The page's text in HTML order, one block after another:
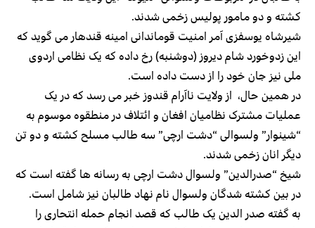
کشته و دو مامور پولیس زخمی شدند.
شیرشاه یوسفزی آمر امنیت قوماندانی امینه قندهار می گوید که
این زدوخورد شام دیروز (دوشنبه) رخ داده که یک نظامی اردوی
ملی نیز جان خود را از دست داده است.
در همین حال، از ولایت ناآرام قندوز خبر می رسد که در یک
عملیات مشترک نظامیان افغان و ائتلاف در منطقوه موسوم به
“شینوار” ولسوالی “دشت ارچی” سه طالب مسلح کشته و دو تن
دیگر انان زخمی شدند.
شیخ “صدرالدین” ولسوال دشت ارچی به رسانه ها گفته است که
در بین کشته شدگان ولسوال نام نهاد طالبان نیز شامل است.
به گفته صدر الدین یک طالب که قصد انجام حمله انتحاری را